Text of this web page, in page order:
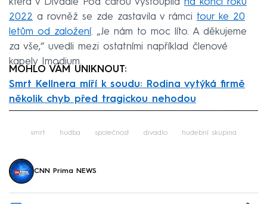
2022 a rovněž se zde zastavila v rámci tour ke 20
letům od založení. „Je nám to moc líto. A děkujeme
za vše,“ uvedli mezi ostatními například členové
kapely Imodium.
MOHLO VÁM UNIKNOUT:
Smrt Kellnera míří k soudu: Rodina vytýká firmě
několik chyb před tragickou nehodou
smrt hudba společnost divadlo hudební skupina
CNN Prima NEWS